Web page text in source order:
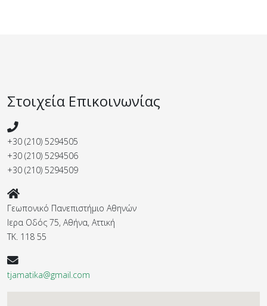
Στοιχεία Επικοινωνίας
+30 (210) 5294505
+30 (210) 5294506
+30 (210) 5294509
Γεωπονικό Πανεπιστήμιο Αθηνών
Ιερα Οδός 75, Αθήνα, Αττική
ΤΚ. 118 55
tjamatika@gmail.com